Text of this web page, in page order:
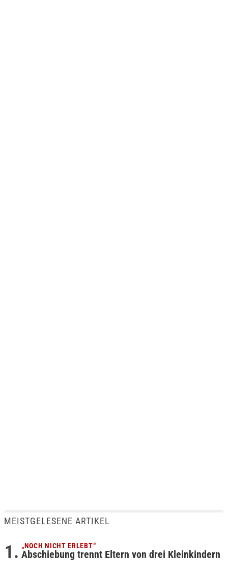
MEISTGELESENE ARTIKEL
„NOCH NICHT ERLEBT“
Abschiebung trennt Eltern von drei Kleinkindern